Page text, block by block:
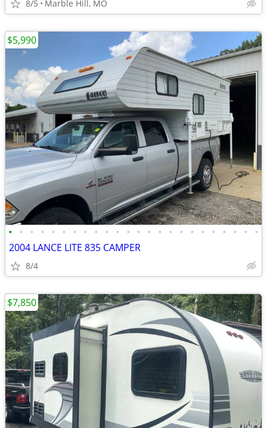
8/5 Marble Hill, MO
• • • • • • • • • • • • • • • • • • • • • • • •
2004 LANCE LITE 835 CAMPER
8/4
$5,990
$7,850